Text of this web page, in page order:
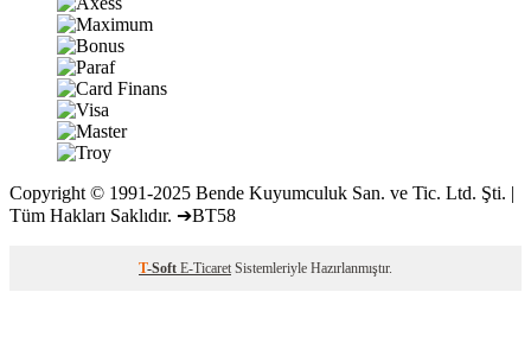
Copyright © 1991-2025 Bende Kuyumculuk San. ve Tic. Ltd. Şti. |
Tüm Hakları Saklıdır. ➔BT58
T-Soft E-Ticaret Sistemleriyle Hazırlanmıştır.